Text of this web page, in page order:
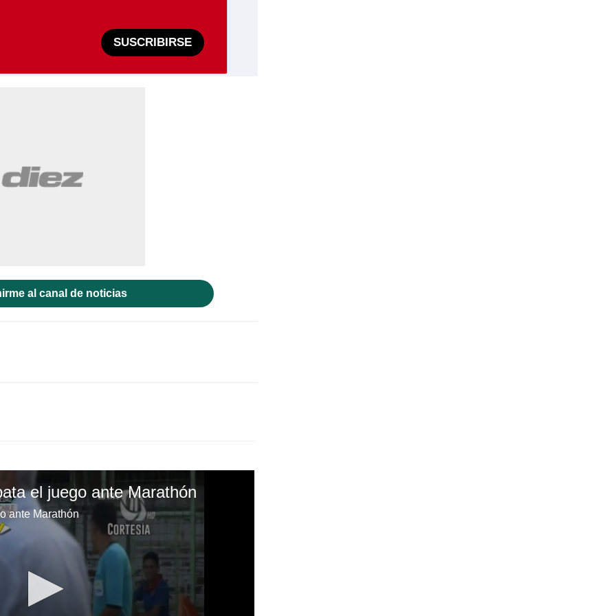
SUSCRIBIRSE
al canal de noticias
el juego ante Marathón
ante Marathón